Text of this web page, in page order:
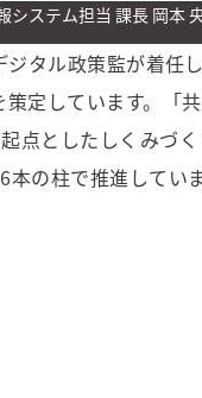
システム担当 課長 岡本
タル政策監が着任
定しています。「
点としたしくみづ
の柱で推進していま